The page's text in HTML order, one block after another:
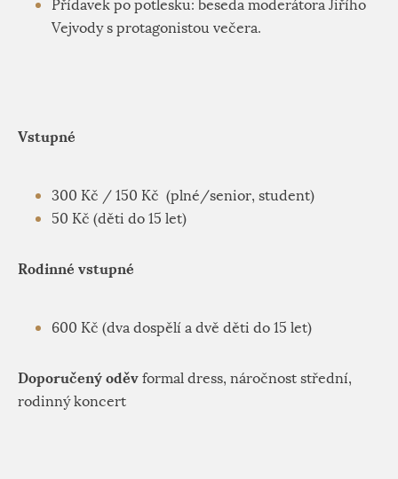
Přídavek po potlesku: beseda moderátora Jiřího
Vejvody s protagonistou večera.
Vstupné
300 Kč / 150 Kč (plné/senior, student)
50 Kč (děti do 15 let)
Rodinné vstupné
600 Kč (dva dospělí a dvě děti do 15 let)
Doporučený oděv formal dress, náročnost střední,
rodinný koncert